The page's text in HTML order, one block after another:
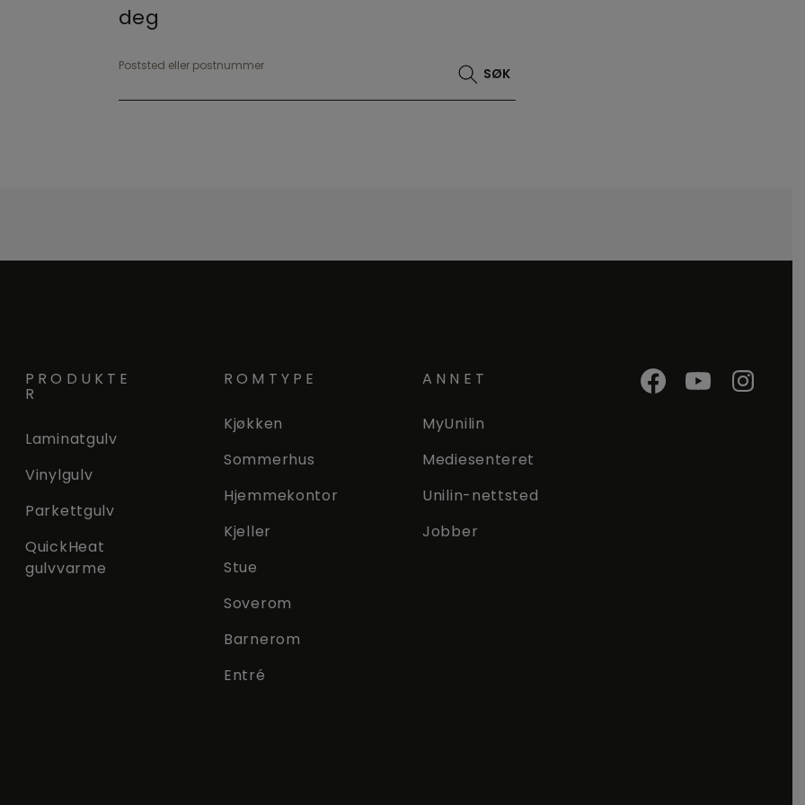
deg
Poststed eller postnummer
SØK
PRODUKTE
R
Laminatgulv
Vinylgulv
Parkettgulv
QuickHeat
gulvvarme
ROMTYPE
Kjøkken
Sommerhus
Hjemmekontor
Kjeller
Stue
Soverom
Barnerom
Entré
ANNET
MyUnilin
Mediesenteret
Unilin-nettsted
Jobber